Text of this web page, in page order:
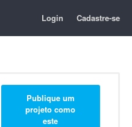
Login Cadastre-se
Publique um
projeto como
este